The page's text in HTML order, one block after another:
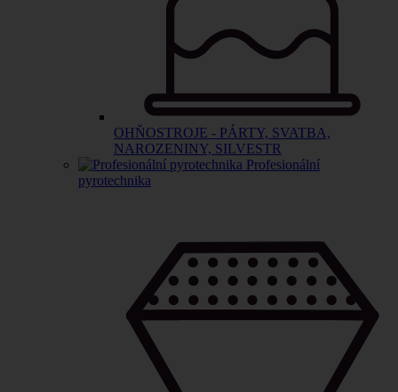
OHŇOSTROJE - PÁRTY, SVATBA,
NAROZENINY, SILVESTR
Profesionální
pyrotechnika